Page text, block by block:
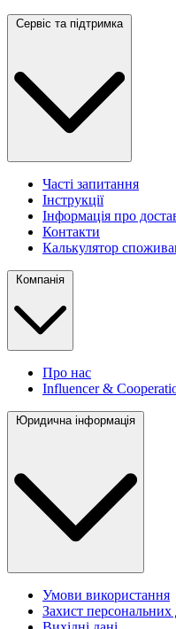
Сервіс та підтримка
Часті запитання
Інструкції
Інформація про
Контакти
Калькулятор
Компанія
Про нас
Influencer &
Юридична інформація
Умови використання
Захист персональних